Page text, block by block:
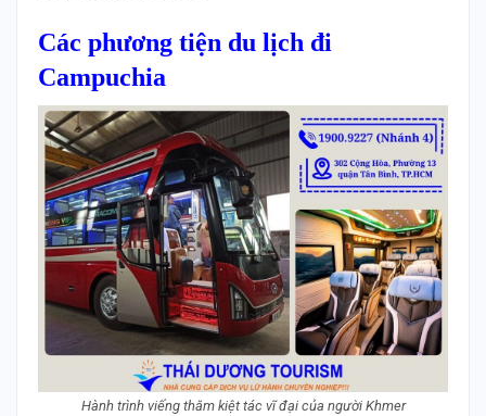
Các phương tiện du lịch đi
Campuchia
Hành trình viếng thăm kiệt tác vĩ đại của người Khmer